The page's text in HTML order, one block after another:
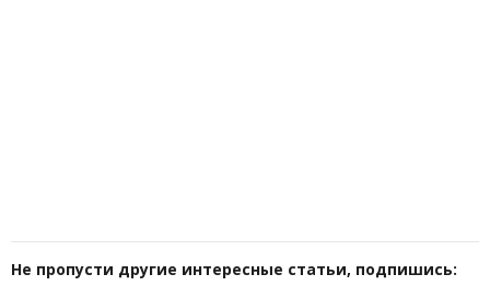
Не пропусти другие интересные статьи, подпишись: